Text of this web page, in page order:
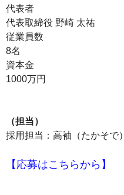
代表者
代表取締役 野崎 太祐
従業員数
8名
資本金
1000万円
（担当）
採用担当：高袖（たかそで）
【応募はこちらから】